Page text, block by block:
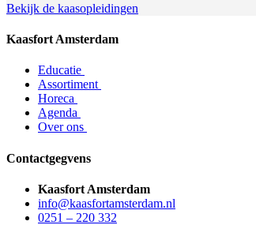
Bekijk de kaasopleidingen
Kaasfort Amsterdam
Educatie
Assortiment
Horeca
Agenda
Over ons
Contactgegvens
Kaasfort Amsterdam
info@kaasfortamsterdam.nl
0251 – 220 332